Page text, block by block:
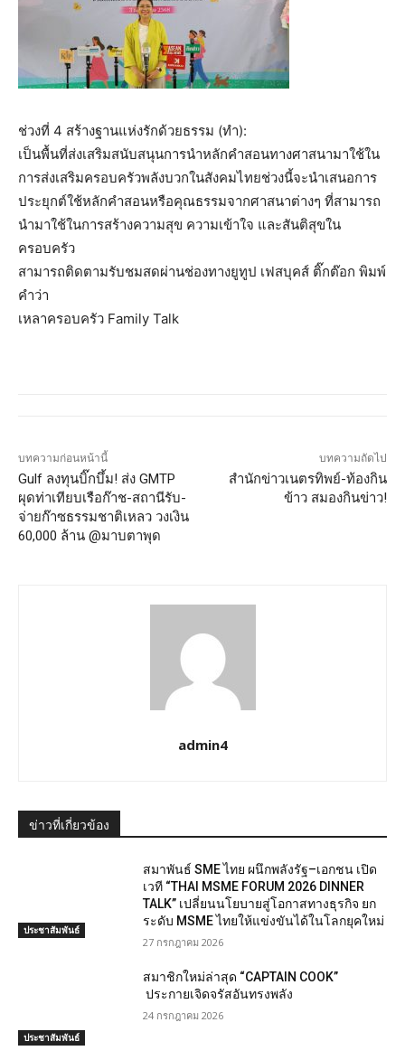
ช่วงที่ 4 สร้างฐานแห่งรักด้วยธรรม (ทำ):
เป็นพื้นที่ส่งเสริมสนับสนุนการนำหลักคำสอนทางศาสนามาใช้ใน
การส่งเสริมครอบครัวพลังบวกในสังคมไทยช่วงนี้จะนำเสนอการ
ประยุกต์ใช้หลักคำสอนหรือคุณธรรมจากศาสนาต่างๆ ที่สามารถ
นำมาใช้ในการสร้างความสุข ความเข้าใจ และสันติสุขใน
ครอบครัว
สามารถติดตามรับชมสดผ่านช่องทางยูทูป เฟสบุคส์ ติ๊กต๊อก พิมพ์
คำว่า
เหลาครอบครัว Family Talk
บทความก่อนหน้านี้
Gulf ลงทุนบิ๊กบึ้ม! ส่ง GMTP
ผุดท่าเทียบเรือก๊าช-สถานีรับ-
จ่ายก๊าซธรรมชาติเหลว วงเงิน
60,000 ล้าน @มาบตาพุด
บทความถัดไป
สำนักข่าวเนตรทิพย์-ท้องกิน
ข้าว สมองกินข่าว!
admin4
ข่าวที่เกี่ยวข้อง
ประชาสัมพันธ์
สมาพันธ์ SME ไทย ผนึกพลังรัฐ–เอกชน เปิด
เวที “THAI MSME FORUM 2026 DINNER
TALK” เปลี่ยนนโยบายสู่โอกาสทางธุรกิจ ยก
ระดับ MSME ไทยให้แข่งขันได้ในโลกยุคใหม่
27 กรกฎาคม 2026
ประชาสัมพันธ์
สมาชิกใหม่ล่าสุด “CAPTAIN COOK”
ประกายเจิดจรัสอันทรงพลัง
24 กรกฎาคม 2026